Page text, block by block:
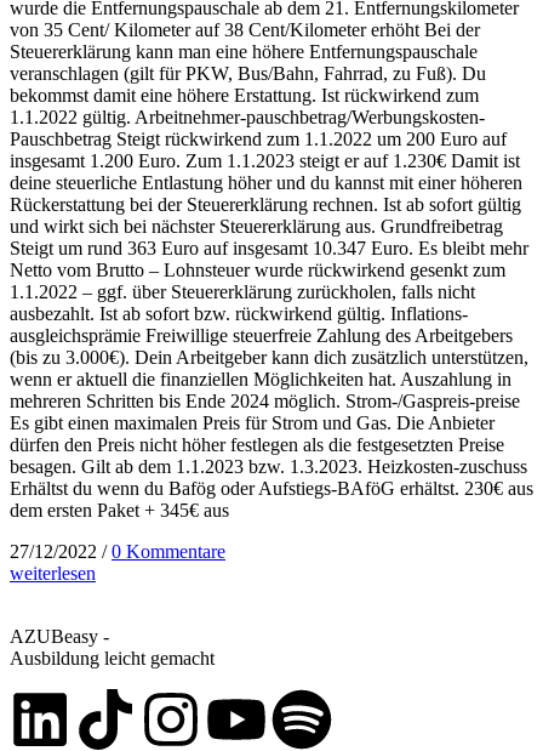
wurde die Entfernungspauschale ab dem 21. Entfernungskilometer
von 35 Cent/ Kilometer auf 38 Cent/Kilometer erhöht Bei der
Steuererklärung kann man eine höhere Entfernungspauschale
veranschlagen (gilt für PKW, Bus/Bahn, Fahrrad, zu Fuß). Du
bekommst damit eine höhere Erstattung. Ist rückwirkend zum
1.1.2022 gültig. Arbeitnehmer-pauschbetrag/Werbungskosten-
Pauschbetrag Steigt rückwirkend zum 1.1.2022 um 200 Euro auf
insgesamt 1.200 Euro. Zum 1.1.2023 steigt er auf 1.230€ Damit ist
deine steuerliche Entlastung höher und du kannst mit einer höheren
Rückerstattung bei der Steuererklärung rechnen. Ist ab sofort gültig
und wirkt sich bei nächster Steuererklärung aus. Grundfreibetrag
Steigt um rund 363 Euro auf insgesamt 10.347 Euro. Es bleibt mehr
Netto vom Brutto – Lohnsteuer wurde rückwirkend gesenkt zum
1.1.2022 – ggf. über Steuererklärung zurückholen, falls nicht
ausbezahlt. Ist ab sofort bzw. rückwirkend gültig. Inflations-
ausgleichsprämie Freiwillige steuerfreie Zahlung des Arbeitgebers
(bis zu 3.000€). Dein Arbeitgeber kann dich zusätzlich unterstützen,
wenn er aktuell die finanziellen Möglichkeiten hat. Auszahlung in
mehreren Schritten bis Ende 2024 möglich. Strom-/Gaspreis-preise
Es gibt einen maximalen Preis für Strom und Gas. Die Anbieter
dürfen den Preis nicht höher festlegen als die festgesetzten Preise
besagen. Gilt ab dem 1.1.2023 bzw. 1.3.2023. Heizkosten-zuschuss
Erhältst du wenn du Bafög oder Aufstiegs-BAföG erhältst. 230€ aus
dem ersten Paket + 345€ aus
27/12/2022 / 0 Kommentare
weiterlesen
AZUBeasy -
Ausbildung leicht gemacht